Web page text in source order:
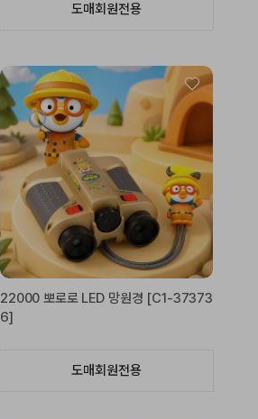
도매회원전용
22000 뽀로로 LED 망원경 [C1-37373
6]
도매회원전용